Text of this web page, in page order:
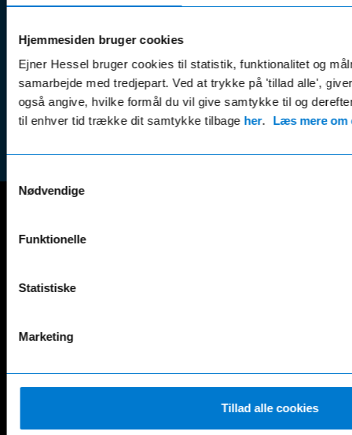
Hjemmesiden bruger cookies
Ejner Hessel bruger cookies til statistik, funktionalitet og
samarbejde med tredjepart. Ved at trykke på 'tillad alle',
også angive, hvilke formål du vil give samtykke til og
til enhver tid trække dit samtykke tilbage her. Læs mere om
Nødvendige
Funktionelle
Statistiske
Marketing
Tillad alle cookies
Sikker betaling
Leasing &
finansiering
Tilmeld dig
nyhedsbrevet
Mercedes-Benz
AMG SL
C-Klasse
E-Klasse
EQA
EQC
GLE
GLS
Marco Polo
S-Klasse